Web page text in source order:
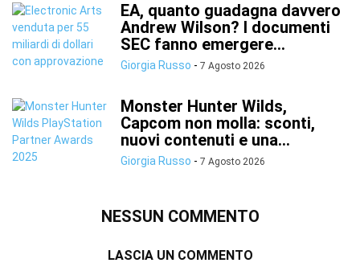
EA, quanto guadagna davvero
Andrew Wilson? I documenti
SEC fanno emergere...
Giorgia Russo - 7 Agosto 2026
Monster Hunter Wilds,
Capcom non molla: sconti,
nuovi contenuti e una...
Giorgia Russo - 7 Agosto 2026
NESSUN COMMENTO
LASCIA UN COMMENTO